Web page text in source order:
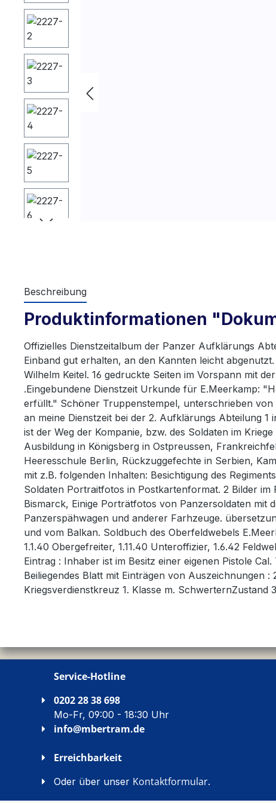
Beschreibung
Produktinformationen
Offizielles Dienstzeitalbum der Panzer Aufklärungs
Einband gut erhalten, an den Kannten leicht
Wilhelm Keitel. 16 gedruckte Seiten im Vorspann mit
.Eingebundene Dienstzeit Urkunde für E.Meerkamp:
erfüllt." Schöner Truppenstempel, unterschrieben
an meine Dienstzeit bei der 2. Aufklärungs Abteilung
ist der Weg der Kompanie, bzw. des Soldaten im
Ausbildung in Königsberg in Ostpreussen,
Heeresschule Berlin, Rückzuggefechte in Serbien,
mit z.B. folgenden Inhalten: Besichtigung des
Soldaten Portraitfotos in Postkartenformat. 2 Bilder
Bismarck, Einige Porträtfotos von Panzersoldaten
Panzerspähwagen und anderer Farhzeuge.
und vom Balkan. Soldbuch des Oberfeldwebels
1.1.40 Obergefreiter, 1.11.40 Unteroffizier, 1.6.42
Eintrag : Inhaber ist im Besitz einer eigenen Pistole
Beiliegendes Blatt mit Einträgen von Auszeichnungen
Kriegsverdienstkreuz 1. Klasse m.
Service-Hotline
0202 28 38 698
Mo-Fr, 09:00 - 18:30 Uhr
info@mbertram.de
Erreichbarkeit
Oder über unser Kontaktformular.